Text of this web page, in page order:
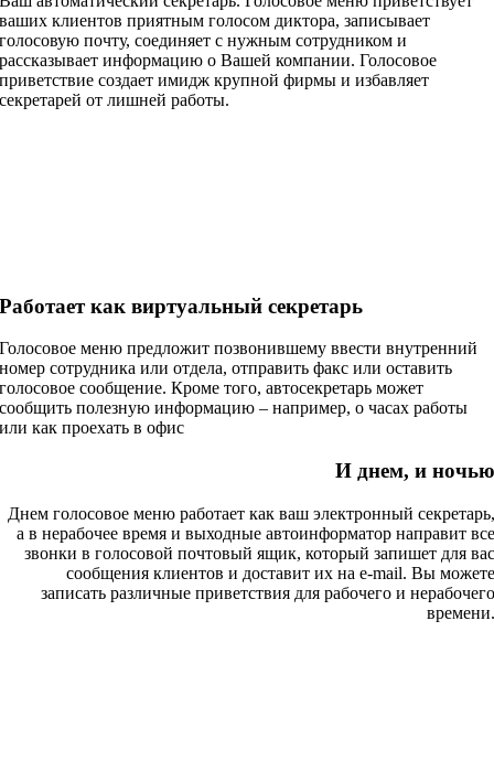
ваших клиентов приятным голосом диктора, записывает
голосовую почту, соединяет с нужным сотрудником и
рассказывает информацию о Вашей компании. Голосовое
приветствие создает имидж крупной фирмы и избавляет
секретарей от лишней работы.
Работает как виртуальный секретарь
Голосовое меню предложит позвонившему ввести внутренний
номер сотрудника или отдела, отправить факс или оставить
голосовое сообщение. Кроме того, автосекретарь может
сообщить полезную информацию – например, о часах работы
или как проехать в офис
И днем, и ночью
Днем голосовое меню работает как ваш электронный секретарь,
а в нерабочее время и выходные автоинформатор направит все
звонки в голосовой почтовый ящик, который запишет для вас
сообщения клиентов и доставит их на e-mail. Вы можете
записать различные приветствия для рабочего и нерабочего
времени.